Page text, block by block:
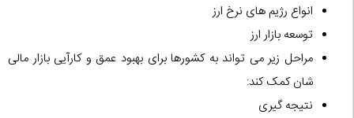
انواع رژیم های نرخ ارز
توسعه بازار ارز
مراحل زیر می تواند به کشورها برای بهبود عمق و کارآیی بازار مالی
شان کمک کند:
نتیجه گیری